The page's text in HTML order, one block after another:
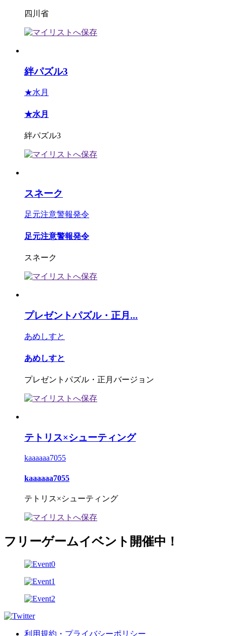
四川省
絆パズル3
★水月
★水月
絆パズル3
スネーク
足元注意警報発令
足元注意警報発令
スネーク
プレゼントパズル・正月...
あめしすと
あめしすと
プレゼントパズル・正月バージョン
テトリス×シューティング
kaaaaaa7055
kaaaaaa7055
テトリス×シューティング
フリーゲームイベント開催中！
利用規約・プライバシーポリシー